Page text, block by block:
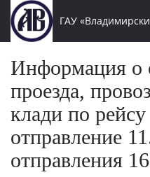
ГАУ
Информация о
проезда,
клади по
отправление
отправления